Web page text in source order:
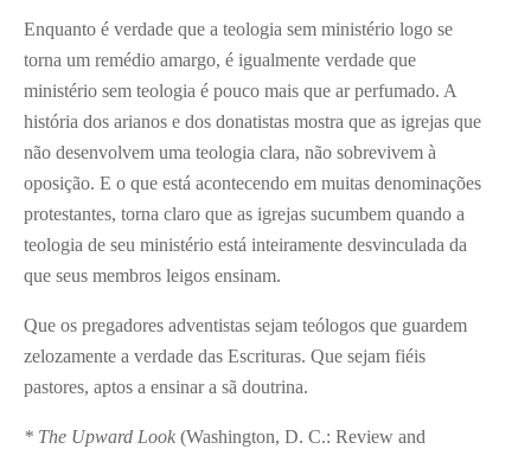
Enquanto é verdade que a teologia sem ministério logo se
torna um remédio amargo, é igualmente verdade que
ministério sem teologia é pouco mais que ar perfumado. A
história dos arianos e dos donatistas mostra que as igrejas que
não desenvolvem uma teologia clara, não sobrevivem à
oposição. E o que está acontecendo em muitas denominações
protestantes, torna claro que as igrejas sucumbem quando a
teologia de seu ministério está inteiramente desvinculada da
que seus membros leigos ensinam.
Que os pregadores adventistas sejam teólogos que guardem
zelozamente a verdade das Escrituras. Que sejam fiéis
pastores, aptos a ensinar a sã doutrina.
* The Upward Look (Washington, D. C.: Review and